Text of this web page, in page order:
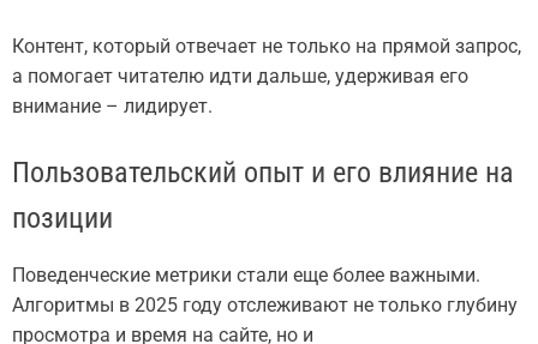
Контент, который отвечает не только на прямой запрос,
а помогает читателю идти дальше, удерживая его
внимание – лидирует.
Пользовательский опыт и его влияние на
позиции
Поведенческие метрики стали еще более важными.
Алгоритмы в 2025 году отслеживают не только глубину
просмотра и время на сайте, но и